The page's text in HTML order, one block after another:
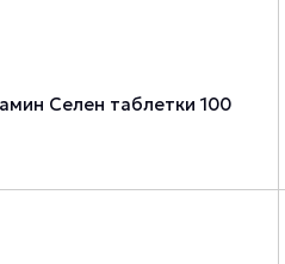
Селен таблетки 100